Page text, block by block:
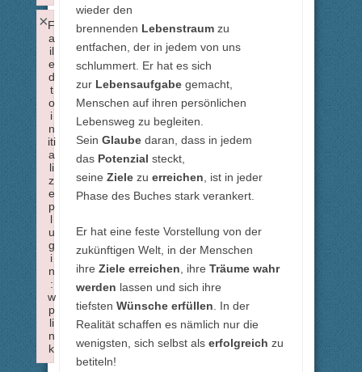
wieder den
brennenden Lebenstraum zu
entfachen, der in jedem von uns
schlummert. Er hat es sich
zur Lebensaufgabe gemacht,
Menschen auf ihren persönlichen
Lebensweg zu begleiten.
Sein Glaube daran, dass in jedem
das Potenzial steckt,
seine Ziele zu erreichen , ist in jeder
Phase des Buches stark verankert.
Er hat eine feste Vorstellung von der
zukünftigen Welt, in der Menschen
ihre Ziele erreichen , ihre Träume wahr
werden lassen und sich ihre
tiefsten Wünsche erfüllen . In der
Realität schaffen es nämlich nur die
wenigsten, sich selbst als erfolgreich zu
betiteln!
Failed to load plugin: insertdatetime from url https://
F
a
il
e
d
t
o
i
n
iti
a
li
z
e
p
l
u
g
i
n
:
w
p
li
n
k
×
Failed to initialize plugin: wplink